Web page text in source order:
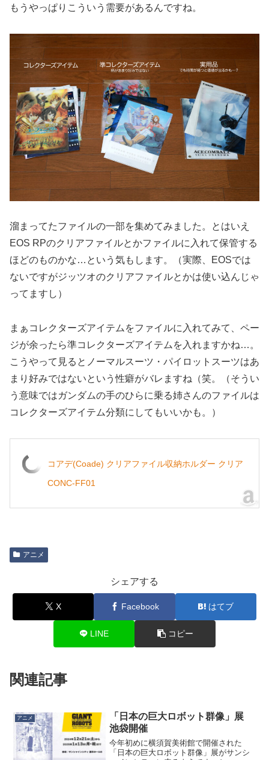
もうやっぱりこういう需要があるんですね。
溜まってたファイルの一部を集めてみました。とはいえ
EOS RPのクリアファイルとかファイルに入れて保管する
ほどのものかな…という気もします。（実際、EOSでは
ないですがジッツオのクリアファイルとかは使い込んじゃ
ってますし）
まぁコレクターズアイテムをファイルに入れてみて、ペー
ジが余ったら準コレクターズアイテムを入れますかね…。
こうやって見るとノーマルスーツ・パイロットスーツはあ
まり好みではないという性癖がバレますね（笑。（そうい
う意味ではガンダムの手のひらに乗る姉さんのファイルは
コレクターズアイテム分類にしてもいいかも。）
コアデ(Coade) クリアファイル収納ホルダー クリア
CONC-FF01
アニメ
シェアする
X Facebook はてブ
LINE コピー
関連記事
アニメ
「日本の巨大ロボット群像」展
池袋開催
今年初めに横須賀美術館で開催された
「日本の巨大ロボット群像」展がサンシ